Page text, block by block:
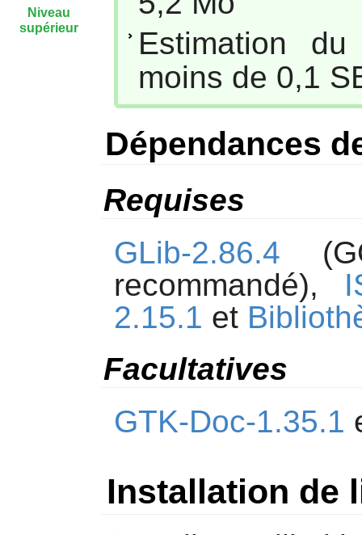
Estimation
moins de 0,1
Dépendances
Requises
GLib-2.86.4
recommandé),
2.15.1 et
Facultatives
GTK-Doc-1.35.1
Installation de
Niveau
supérieur